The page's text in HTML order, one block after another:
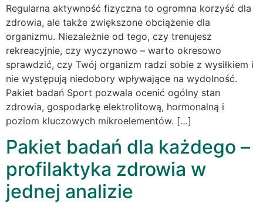
Regularna aktywność fizyczna to ogromna korzyść dla
zdrowia, ale także zwiększone obciążenie dla
organizmu. Niezależnie od tego, czy trenujesz
rekreacyjnie, czy wyczynowo – warto okresowo
sprawdzić, czy Twój organizm radzi sobie z wysiłkiem i
nie występują niedobory wpływające na wydolność.
Pakiet badań Sport pozwala ocenić ogólny stan
zdrowia, gospodarkę elektrolitową, hormonalną i
poziom kluczowych mikroelementów. […]
Pakiet badań dla każdego –
profilaktyka zdrowia w
jednej analizie